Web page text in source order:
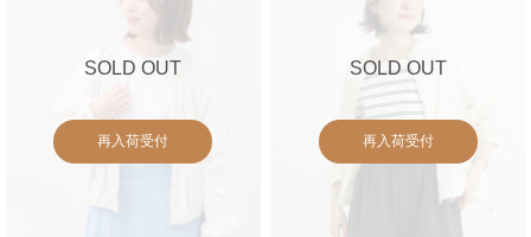
SOLD OUT
再入荷受付
SOLD OUT
再入荷受付